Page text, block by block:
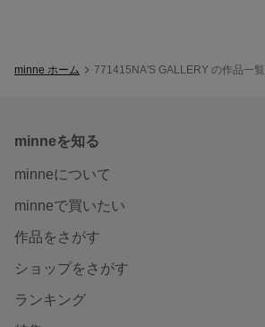
minne ホーム 771415NA'S GALLERY の作品一覧
minneを知る
minneについて
minneで買いたい
作品をさがす
ショップをさがす
ランキング